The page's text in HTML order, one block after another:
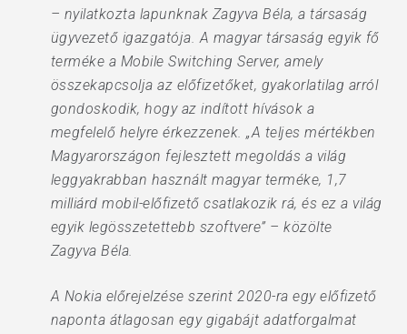
– nyilatkozta lapunknak Zagyva Béla, a társaság
ügyvezető igazgatója. A magyar társaság egyik fő
terméke a Mobile Switching Server, amely
összekapcsolja az előfizetőket, gyakorlatilag arról
gondoskodik, hogy az indított hívások a
megfelelő helyre érkezzenek. „A teljes mértékben
Magyarországon fejlesztett megoldás a világ
leggyakrabban használt magyar terméke, 1,7
milliárd mobil-előfizető csatlakozik rá, és ez a világ
egyik legösszetettebb szoftvere” – közölte
Zagyva Béla.
A Nokia előrejelzése szerint 2020-ra egy előfizető
naponta átlagosan egy gigabájt adatforgalmat